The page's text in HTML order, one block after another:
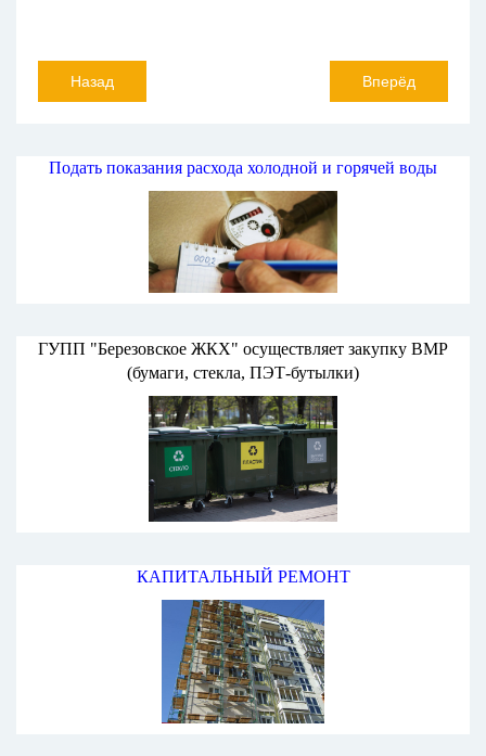
Назад Вперёд
Подать показания расхода холодной и горячей воды
ГУПП "Березовское ЖКХ" осуществляет закупку ВМР
(бумаги, стекла, ПЭТ-бутылки)
КАПИТАЛЬНЫЙ РЕМОНТ